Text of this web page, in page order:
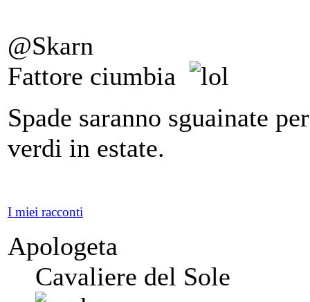
@Skarn
Fattore ciumbia
Spade saranno sguainate
verdi in estate.
I miei racconti
Apologeta
Cavaliere del Sole